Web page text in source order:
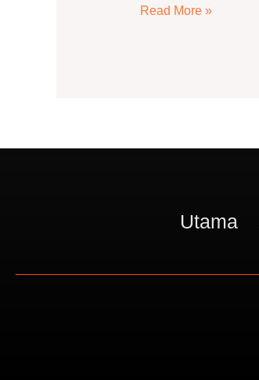
Harga
Read More »
Utama